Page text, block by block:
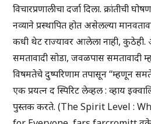
विचारप्रणालीचा दर्जा दिला. क्रांतीची
नव्याने प्रस्थापित होत असेलल्या
कधी थेट राज्यावर आलेला नाही,
समतावादी सोडा, जवळपास समतावादी
विषमतेचे दुष्परिणाम तपासून “म्हणून
एक प्रयत्न द स्पिरिट लेव्हल : व्हाय
पुस्तक करते. (The Spirit Level :